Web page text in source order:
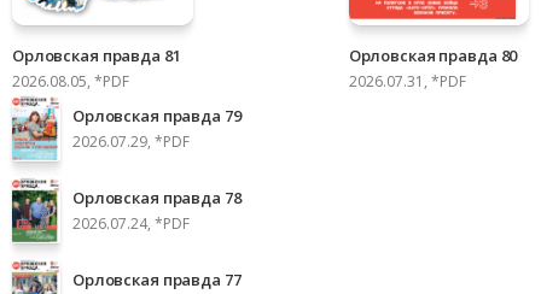
Орловская правда 81
2026.08.05, *PDF
Орловская правда 80
2026.07.31, *PDF
Орловская правда 79
2026.07.29, *PDF
Орловская правда 78
2026.07.24, *PDF
Орловская правда 77